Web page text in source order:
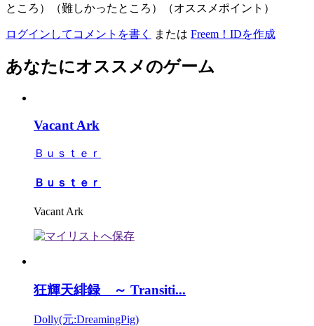
ところ）（難しかったところ）（オススメポイント）
ログインしてコメントを書く または Freem！IDを作成
あなたにオススメのゲーム
Vacant Ark
Ｂｕｓｔｅｒ
Ｂｕｓｔｅｒ
Vacant Ark
狂輝天緋録 ～ Transiti...
Dolly(元:DreamingPig)